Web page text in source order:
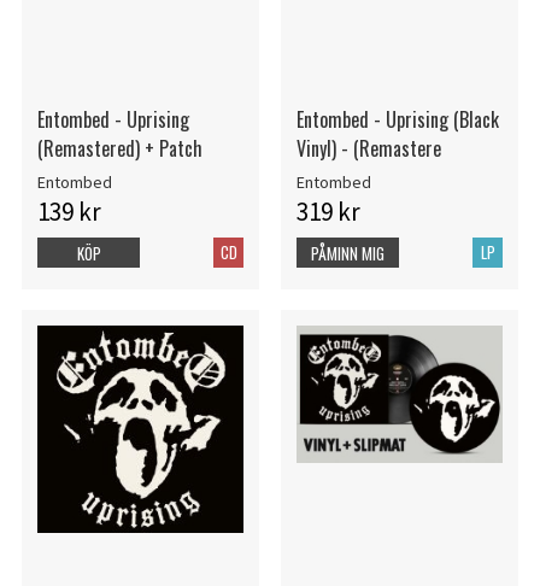
Entombed - Uprising
(Remastered) + Patch
Entombed
139 kr
CD
KÖP
Entombed - Uprising (Black
Vinyl) - (Remastere
Entombed
319 kr
LP
PÅMINN MIG